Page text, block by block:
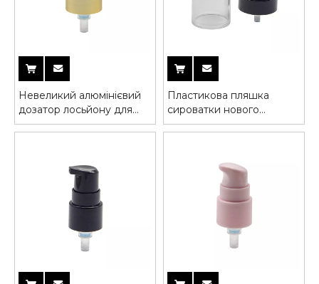
Невеликий алюмінієвий
дозатор лосьйону для
пляшки крему
Пластикова пляшка
сироватки нового
дизайну Крем-насос із